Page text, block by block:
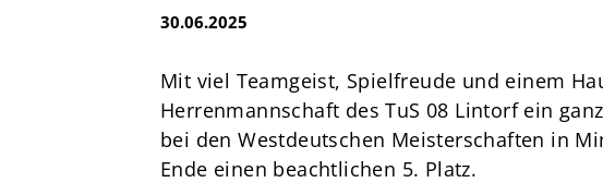
30.06.2025
Mit viel Teamgeist, Spielfreude und einem
Herrenmannschaft des TuS 08 Lintorf ein
bei den Westdeutschen Meisterschaften in
Ende einen beachtlichen 5. Platz.